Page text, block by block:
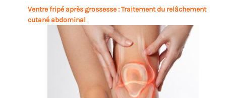
Ventre fripé après grossesse : Traitement du relâchement
cutané abdominal